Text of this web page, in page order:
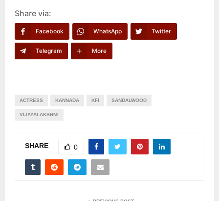
Share via:
Facebook WhatsApp Twitter
Telegram More
ACTRESS KANNADA KFI SANDALWOOD
VIJAYALAKSHMI
SHARE 0